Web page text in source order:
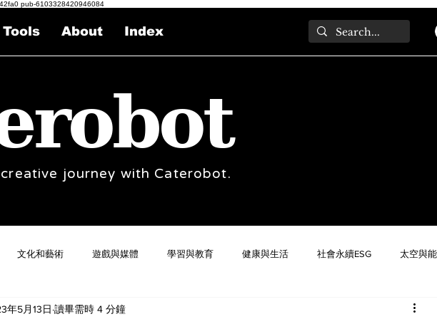
pub-6103328420946084
About Index
journey with Caterobot.
文化和藝術 遊戲與媒體 學習與教育 健康與生活 社會永續ESG 太空與
年5月13日 讀畢需時 4 分鐘